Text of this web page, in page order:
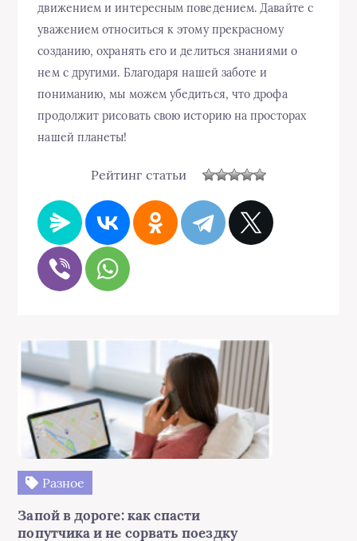
движением и интересным поведением. Давайте с
уважением относиться к этому прекрасному
созданию, охранять его и делиться знаниями о
нем с другими. Благодаря нашей заботе и
пониманию, мы можем убедиться, что дрофа
продолжит рисовать свою историю на просторах
нашей планеты!
Рейтинг статьи
Разное
Запой в дороге: как спасти
попутчика и не сорвать поездку